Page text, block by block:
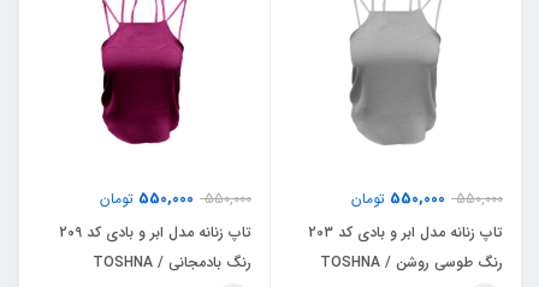
550,000
550,000 تومان
تاپ زنانه مدل ابر و بادی کد 20۳
رنگ طوسی روشن / TOSHNA
550,000
550,000 تومان
تاپ زنانه مدل ابر و بادی کد 209
رنگ بادمجانی / TOSHNA